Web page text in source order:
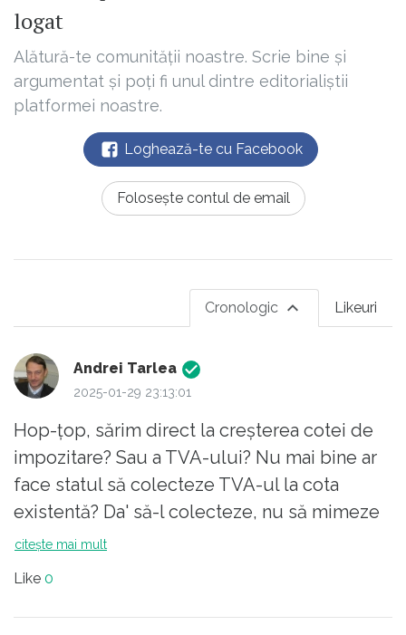
logat
Alătură-te comunității noastre. Scrie bine și
argumentat și poți fi unul dintre editorialiștii
platformei noastre.
Loghează-te cu Facebook
Folosește contul de email
Likeuri
Cronologic
Andrei Tarlea
2025-01-29 23:13:01
Hop-țop, sărim direct la creșterea cotei de
impozitare? Sau a TVA-ului? Nu mai bine ar
face statul să colecteze TVA-ul la cota
existentă? Da' să-l colecteze, nu să mimeze
colectarea.
(gen directorii de la RomSilva) salarii,
citește mai mult
Like 0